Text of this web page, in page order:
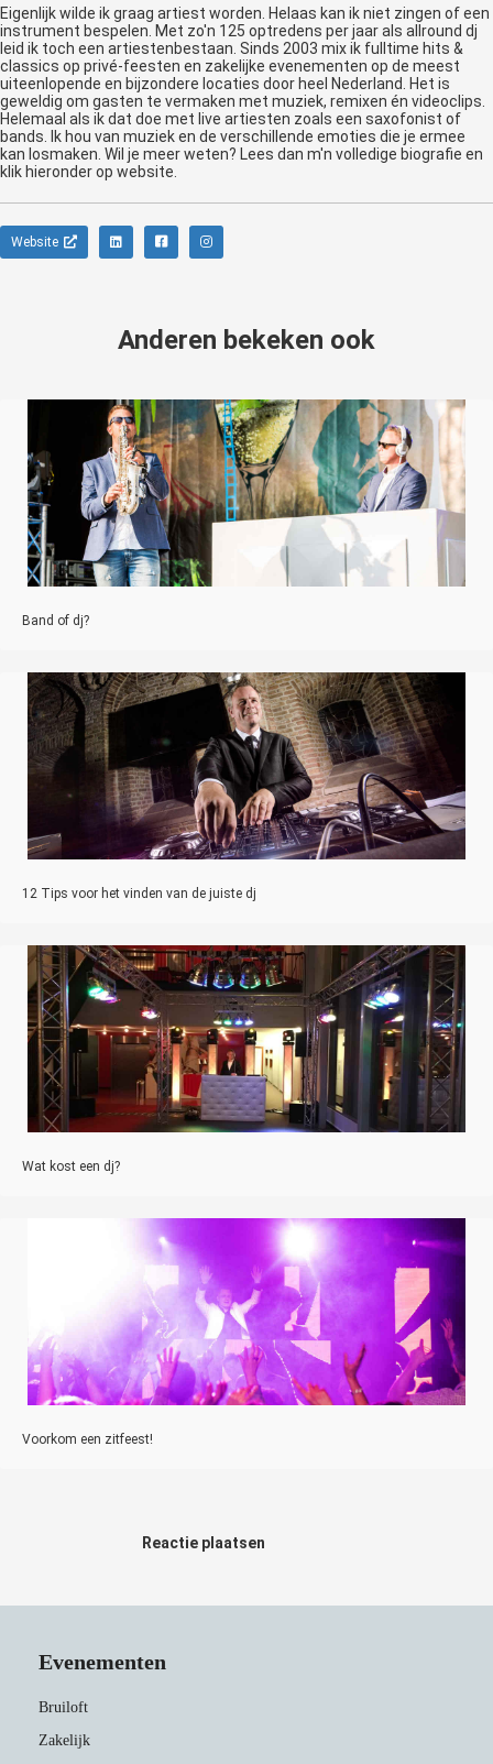
Eigenlijk wilde ik graag artiest worden. Helaas kan ik niet zingen of een
instrument bespelen. Met zo'n 125 optredens per jaar als allround dj
leid ik toch een artiestenbestaan. Sinds 2003 mix ik fulltime hits &
classics op privé-feesten en zakelijke evenementen op de meest
uiteenlopende en bijzondere locaties door heel Nederland. Het is
geweldig om gasten te vermaken met muziek, remixen én videoclips.
Helemaal als ik dat doe met live artiesten zoals een saxofonist of
bands. Ik hou van muziek en de verschillende emoties die je ermee
kan losmaken. Wil je meer weten? Lees dan m'n volledige biografie en
klik hieronder op website.
Website
Anderen bekeken ook
Band of dj?
12 Tips voor het vinden van de juiste dj
Wat kost een dj?
Voorkom een zitfeest!
Reactie plaatsen
Evenementen
Bruiloft
Zakelijk